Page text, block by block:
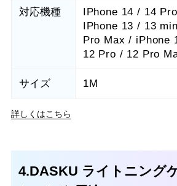
対応機種
IPhone 14 / 14
IPhone 13 / 13
Pro Max / iPhone
12 Pro / 12 Pro
サイズ 1M
詳しくはこちら
4.DASKU ライトニング